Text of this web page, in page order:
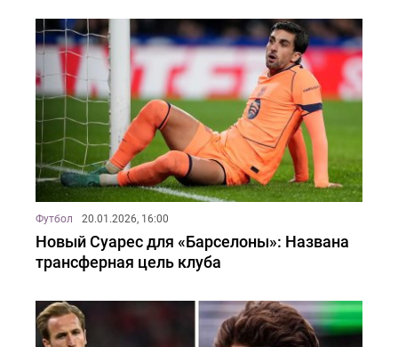
Футбол 20.01.2026, 16:00
Новый Суарес для «Барселоны»: Названа
трансферная цель клуба